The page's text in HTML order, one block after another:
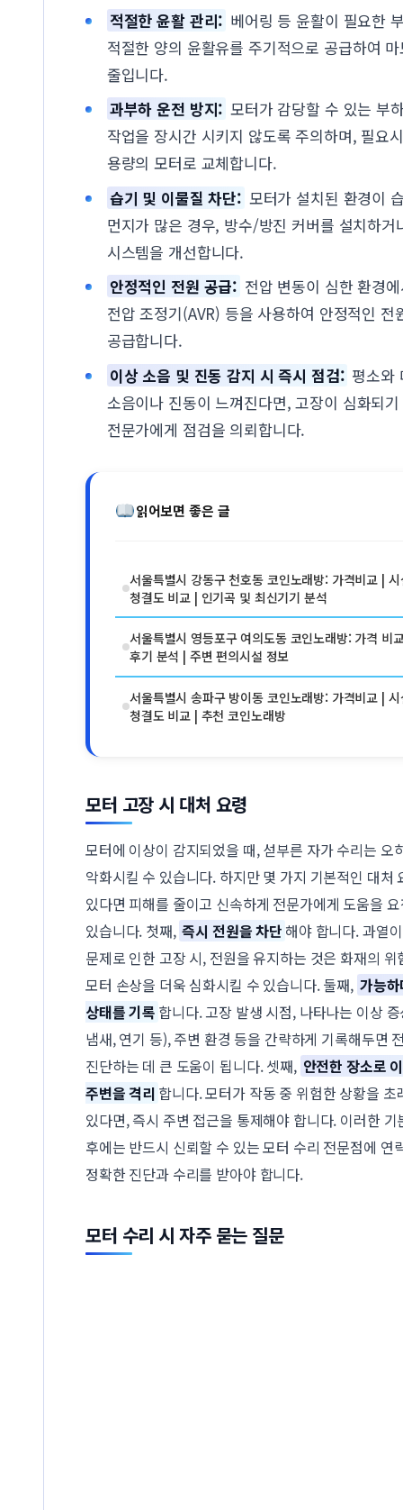
적절한 윤활 관리: 베어링 등 윤활이 필요한
적절한 양의 윤활유를 주기적으로 공급하여
줄입니다.
과부하 운전 방지: 모터가 감당할 수 있는 부
작업을 장시간 시키지 않도록 주의하며, 필요
용량의 모터로 교체합니다.
습기 및 이물질 차단: 모터가 설치된 환경이
먼지가 많은 경우, 방수/방진 커버를 설치하거
시스템을 개선합니다.
안정적인 전원 공급: 전압 변동이 심한 환경
전압 조정기(AVR) 등을 사용하여 안정적인 전
공급합니다.
이상 소음 및 진동 감지 시 즉시 점검: 평소와
소음이나 진동이 느껴진다면, 고장이 심화되
전문가에게 점검을 의뢰합니다.
읽어보면 좋은 글
서울특별시 강동구 천호동 코인노래방: 가격비교 |
청결도 비교 | 인기곡 및 최신기기 분석
서울특별시 영등포구 여의도동 코인노래방: 가격 비
후기 분석 | 주변 편의시설 정보
서울특별시 송파구 방이동 코인노래방: 가격비교 |
청결도 비교 | 추천 코인노래방
모터 고장 시 대처 요령
모터에 이상이 감지되었을 때, 섣부른 자가 수리는 오
악화시킬 수 있습니다. 하지만 몇 가지 기본적인 대처
있다면 피해를 줄이고 신속하게 전문가에게 도움을
있습니다. 첫째, 즉시 전원을 차단 해야 합니다. 과열
문제로 인한 고장 시, 전원을 유지하는 것은 화재의 위
모터 손상을 더욱 심화시킬 수 있습니다. 둘째, 가능
상태를 기록 합니다. 고장 발생 시점, 나타나는 이상
냄새, 연기 등), 주변 환경 등을 간략하게 기록해두면
진단하는 데 큰 도움이 됩니다. 셋째, 안전한 장소로
주변을 격리 합니다. 모터가 작동 중 위험한 상황을 초
있다면, 즉시 주변 접근을 통제해야 합니다. 이러한 기
후에는 반드시 신뢰할 수 있는 모터 수리 전문점에 연
정확한 진단과 수리를 받아야 합니다.
모터 수리 시 자주 묻는 질문